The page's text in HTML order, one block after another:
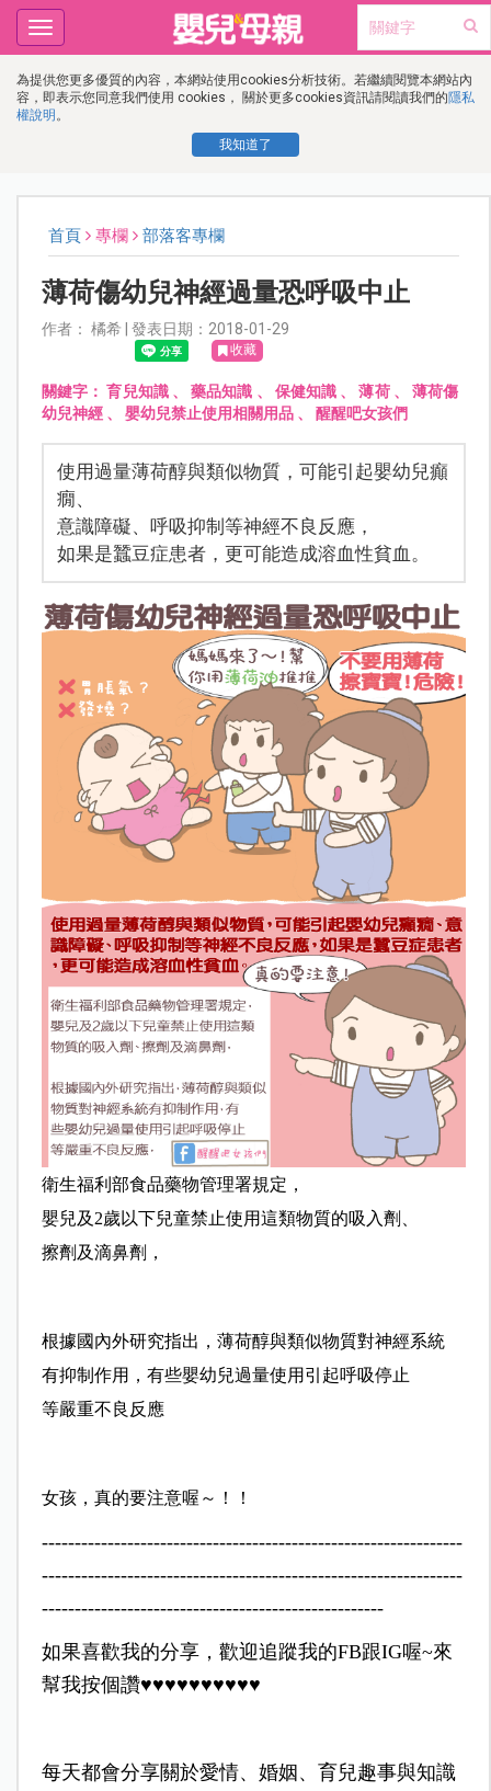
為提供您更多優質的內容，本網站使用cookies分析技術。若繼續閱覽本網站內
容，即表示您同意我們使用 cookies， 關於更多cookies資訊請閱讀我們的隱私
權說明 。
我知道了
Toggle
navigation
首頁 專欄 部落客專欄
薄荷傷幼兒神經過量恐呼吸中止
作者： 橘希 | 發表日期：2018-01-29
收藏
關鍵字：育兒知識、藥品知識 、 保健知識 、薄荷、 薄荷傷
幼兒神經、 嬰幼兒禁止使用相關用品、 醒醒吧女孩們
使用過量薄荷醇與類似物質，可能引起嬰幼兒癲
癇、
意識障礙、呼吸抑制等神經不良反應，
如果是蠶豆症患者，更可能造成溶血性貧血。
衛生福利部食品藥物管理署規定，
嬰兒及2歲以下兒童禁止使用這類物質的吸入劑、
擦劑及滴鼻劑，
根據國內外研究指出，薄荷醇與類似物質對神經系統
有抑制作用，有些嬰幼兒過量使用引起呼吸停止
等嚴重不良反應
女孩，真的要注意喔～！！
----------------------------------------------------------------
----------------------------------------------------------------
----------------------------------------------------
如果喜歡我的分享，歡迎追蹤我的FB跟IG喔~來
幫我按個讚♥♥♥♥♥♥♥♥♥♥
每天都會分享關於愛情、婚姻、育兒趣事與知識